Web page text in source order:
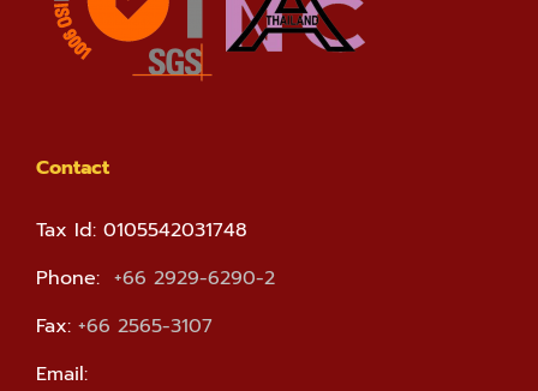
Contact
Tax Id: 0105542031748
Phone: +66 2929-6290-2
Fax: +66 2565-3107
Email: